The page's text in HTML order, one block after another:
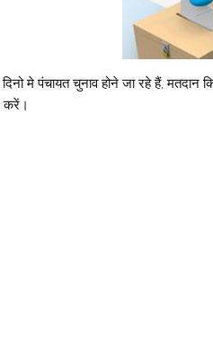
दिनो मे पंचायत चुनाव होने जा रहे हैं,
करें।